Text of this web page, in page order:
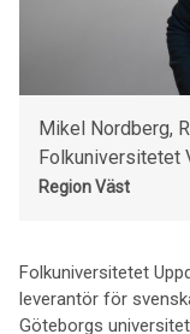
Mikel Nordberg,
Folkuniversitetet
Region Väst
Folkuniversitetet
leverantör för
Göteborgs